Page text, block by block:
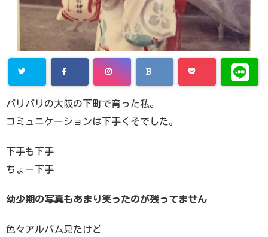
バリバリの大阪の下町で育った私。
コミュニケーションは下手くそでした。
下手も下手
ちょー下手
幼少期の写真もあまり笑ったのが残ってません
色々アルバム見たけど